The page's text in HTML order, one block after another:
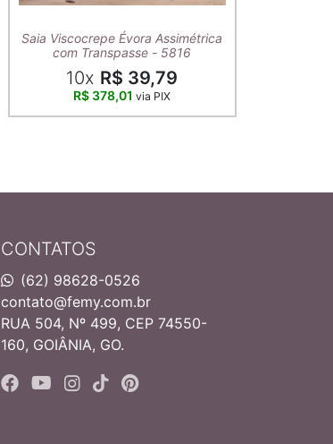
Saia Viscocrepe Évora Assimétrica
com Transpasse - 5816
10x R$ 39,79
R$ 378,01via PIX
CONTATOS
(62) 98628-0526
contato@femy.com.br
RUA 504, Nº 499, CEP 74550-
160, GOIÂNIA, GO.